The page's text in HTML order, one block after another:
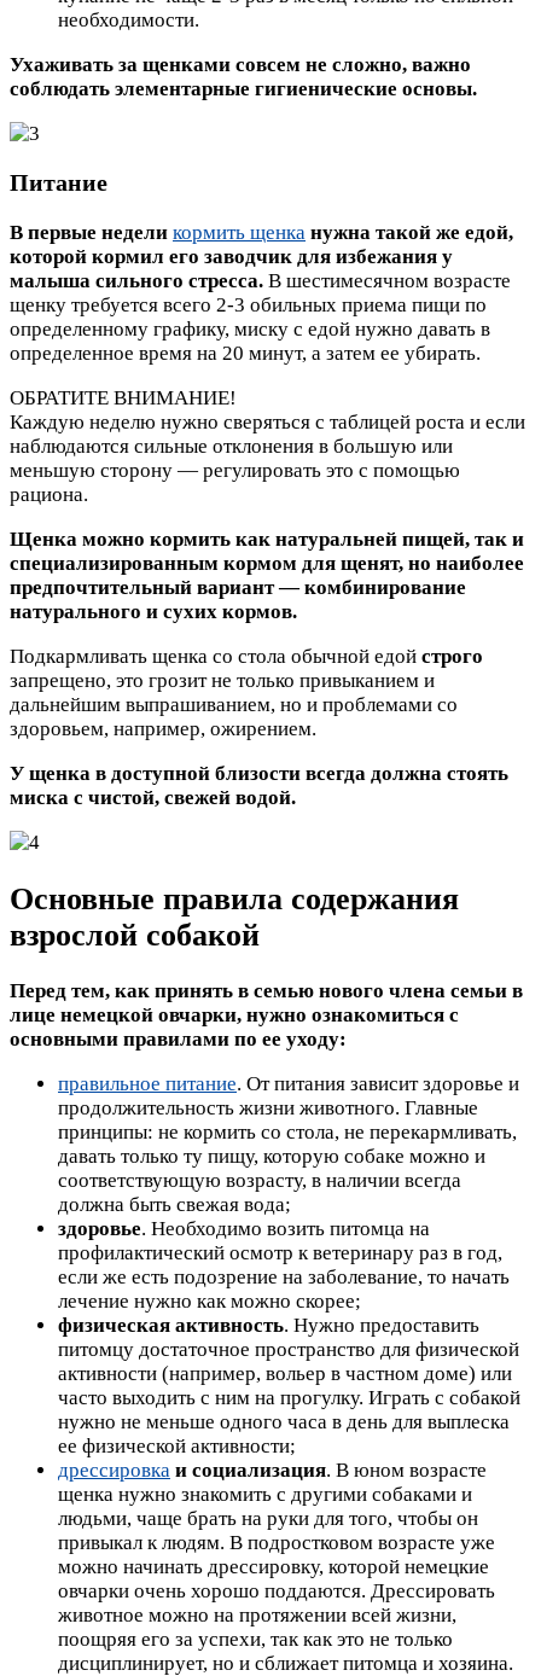
необходимости.
Ухаживать за щенками совсем не сложно, важно
соблюдать элементарные гигиенические основы.
Питание
В первые недели кормить щенка нужна такой же едой,
которой кормил его заводчик для избежания у
малыша сильного стресса. В шестимесячном возрасте
щенку требуется всего 2-3 обильных приема пищи по
определенному графику, миску с едой нужно давать в
определенное время на 20 минут, а затем ее убирать.
ОБРАТИТЕ ВНИМАНИЕ!
Каждую неделю нужно сверяться с таблицей роста и если
наблюдаются сильные отклонения в большую или
меньшую сторону — регулировать это с помощью
рациона.
Щенка можно кормить как натуральней пищей, так и
специализированным кормом для щенят, но наиболее
предпочтительный вариант — комбинирование
натурального и сухих кормов.
Подкармливать щенка со стола обычной едой строго
запрещено, это грозит не только привыканием и
дальнейшим выпрашиванием, но и проблемами со
здоровьем, например, ожирением.
У щенка в доступной близости всегда должна стоять
миска с чистой, свежей водой.
Основные правила содержания
взрослой собакой
Перед тем, как принять в семью нового члена семьи в
лице немецкой овчарки, нужно ознакомиться с
основными правилами по ее уходу:
правильное питание. От питания зависит здоровье и
продолжительность жизни животного. Главные
принципы: не кормить со стола, не перекармливать,
давать только ту пищу, которую собаке можно и
соответствующую возрасту, в наличии всегда
должна быть свежая вода;
здоровье. Необходимо возить питомца на
профилактический осмотр к ветеринару раз в год,
если же есть подозрение на заболевание, то начать
лечение нужно как можно скорее;
физическая активность. Нужно предоставить
питомцу достаточное пространство для физической
активности (например, вольер в частном доме) или
часто выходить с ним на прогулку. Играть с собакой
нужно не меньше одного часа в день для выплеска
ее физической активности;
дрессировка и социализация. В юном возрасте
щенка нужно знакомить с другими собаками и
людьми, чаще брать на руки для того, чтобы он
привыкал к людям. В подростковом возрасте уже
можно начинать дрессировку, которой немецкие
овчарки очень хорошо поддаются. Дрессировать
животное можно на протяжении всей жизни,
поощряя его за успехи, так как это не только
дисциплинирует, но и сближает питомца и хозяина.